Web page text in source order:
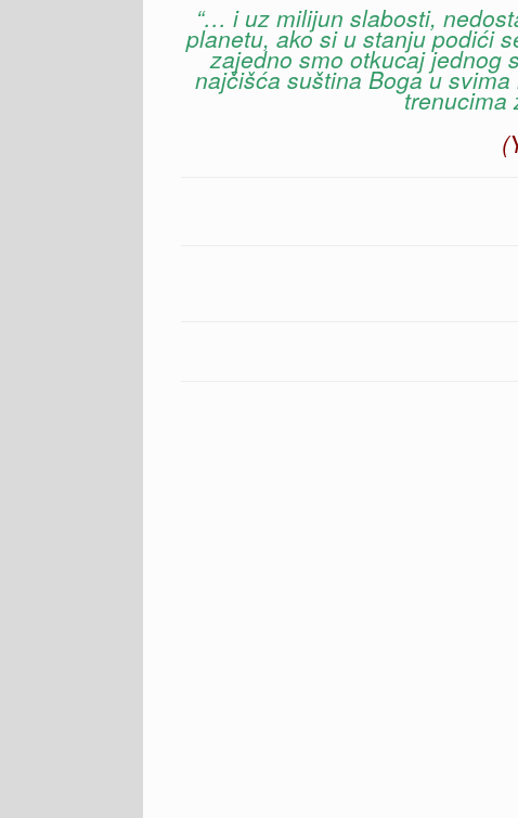
“… i uz milijun slabosti,
planetu, ako si u stanju podići
zajedno smo otkucaj
najčišća suština Boga u
trenucima